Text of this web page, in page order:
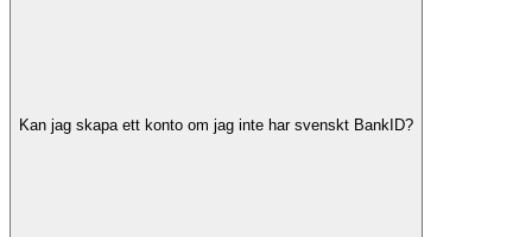
Kan jag skapa ett konto om jag inte har svenskt BankID?